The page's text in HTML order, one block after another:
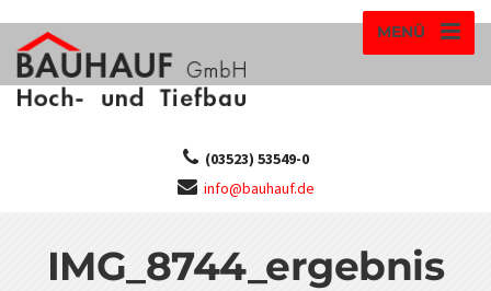
MENÜ
(03523) 53549-0
info@bauhauf.de
IMG_8744_ergebnis